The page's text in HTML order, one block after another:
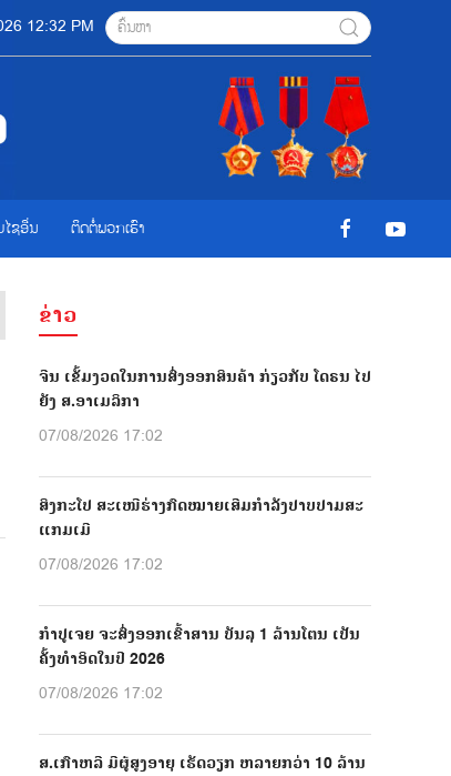
12:32 PM
ໄຊອ່ືນ ຕິດຕໍ່ພວກເຮົາ
ຂ່າວ
ຈີນ ເຂັ້ມງວດໃນການສົ່ງອອກສິນຄ້າ ກ່ຽວກັບ ໂດຣນ ໄປ
ຍັງ ສ.ອາເມລິກາ
07/08/2026 17:02
ສິງກະໂປ ສະເໜີຮ່າງກົດໝາຍເສີມກຳລັງປາບປາມສະ
ແກມເມີ
07/08/2026 17:02
ກຳປູເຈຍ ຈະສົ່ງອອກເຂົ້າສານ ບັນລຸ 1 ລ້ານໂຕນ ເປັນ
ຄັ້ງທຳອິດໃນປີ 2026
07/08/2026 17:02
ສ.ເກົາຫລີ ມີຜູ້ສູງອາຍຸ ເຮັດວຽກ ຫລາຍກວ່າ 10 ລ້ານ